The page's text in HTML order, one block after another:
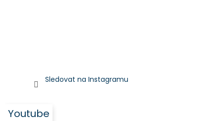
Sledovat na Instagramu
Youtube